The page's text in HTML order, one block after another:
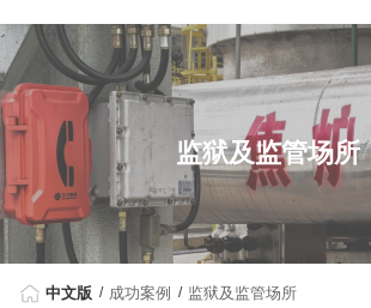
监狱及监管场所
中文版 成功案例 监狱及监管场所